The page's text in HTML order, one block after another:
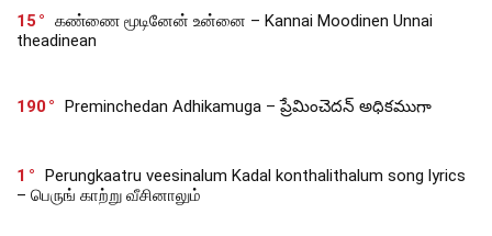
15
கண்ணை மூடினேன் உன்னை – Kannai Moodinen Unnai
theadinean
190 Preminchedan Adhikamuga – ప్రేమించెదన్ అధికముగా
1
Perungkaatru veesinalum Kadal konthalithalum song lyrics
– பெருங் காற்று வீசினாலும்